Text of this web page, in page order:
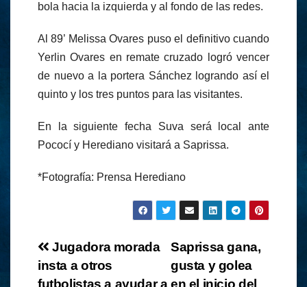
bola hacia la izquierda y al fondo de las redes.
Al 89’ Melissa Ovares puso el definitivo cuando
Yerlin Ovares en remate cruzado logró vencer
de nuevo a la portera Sánchez logrando así el
quinto y los tres puntos para las visitantes.
En la siguiente fecha Suva será local ante
Pococí y Herediano visitará a Saprissa.
*Fotografía: Prensa Herediano
Navegación
de
Saprissa gana,
gusta y golea
en el inicio del
Jugadora morada
insta a otros
futbolistas a ayudar a